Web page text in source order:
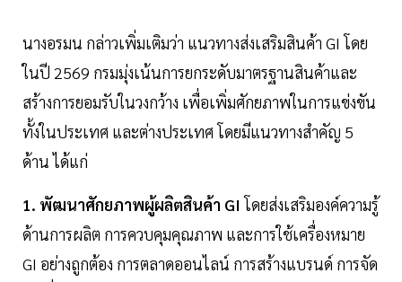
นางอรมน กล่าวเพิ่มเติมว่า แนวทางส่งเสริมสินค้า GI โดย
ในปี 2569 กรมมุ่งเน้นการยกระดับมาตรฐานสินค้าและ
สร้างการยอมรับในวงกว้าง เพื่อเพิ่มศักยภาพในการแข่งขัน
ทั้งในประเทศ และต่างประเทศ โดยมีแนวทางสำคัญ 5
ด้าน ได้แก่
1. พัฒนาศักยภาพผู้ผลิตสินค้า GI โดยส่งเสริมองค์ความรู้
ด้านการผลิต การควบคุมคุณภาพ และการใช้เครื่องหมาย
GI อย่างถูกต้อง การตลาดออนไลน์ การสร้างแบรนด์ การจัด